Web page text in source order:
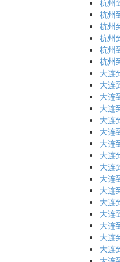
杭州
杭州
杭州
杭州
杭州
杭州
大连
大连
大连
大连
大连
大连
大连
大连
大连
大连
大连
大连
大连
大连
大连
大连